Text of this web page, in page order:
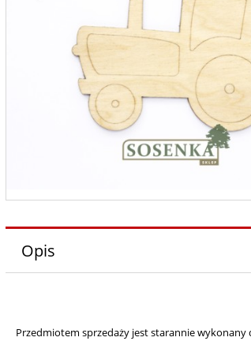
Opis
Przedmiotem sprzedaży jest starannie wykonany